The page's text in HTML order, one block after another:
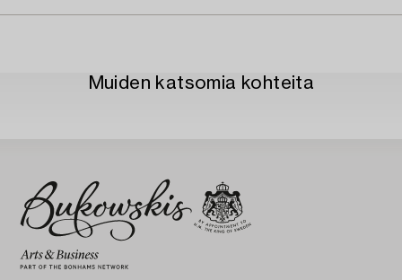
Muiden katsomia kohteita